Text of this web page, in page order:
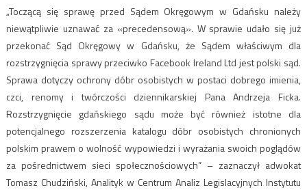
„Toczącą się sprawę przed Sądem Okręgowym w Gdańsku należy
niewątpliwie uznawać za «precedensową». W sprawie udało się już
przekonać Sąd Okręgowy w Gdańsku, że Sądem właściwym dla
rozstrzygnięcia sprawy przeciwko Facebook Ireland Ltd jest polski sąd.
Sprawa dotyczy ochrony dóbr osobistych w postaci dobrego imienia,
czci, renomy i twórczości dziennikarskiej Pana Andrzeja Ficka.
Rozstrzygnięcie gdańskiego sądu może być również istotne dla
potencjalnego rozszerzenia katalogu dóbr osobistych chronionych
polskim prawem o wolność wypowiedzi i wyrażania swoich poglądów
za pośrednictwem sieci społecznościowych” – zaznaczył adwokat
Tomasz Chudziński, Analityk w Centrum Analiz Legislacyjnych Instytutu